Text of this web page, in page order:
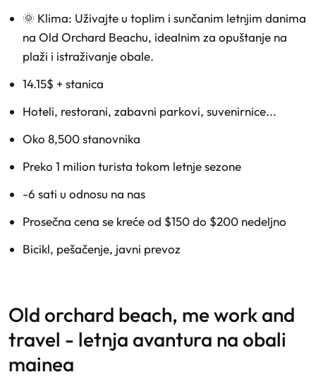
🌞 Klima: Uživajte u toplim i sunčanim letnjim danima
na Old Orchard Beachu, idealnim za opuštanje na
plaži i istraživanje obale.
14.15$ + stanica
Hoteli, restorani, zabavni parkovi, suvenirnice...
Oko 8,500 stanovnika
Preko 1 milion turista tokom letnje sezone
-6 sati u odnosu na nas
Prosečna cena se kreće od $150 do $200 nedeljno
Bicikl, pešačenje, javni prevoz
old orchard beach, me work and
travel - letnja avantura na obali
mainea